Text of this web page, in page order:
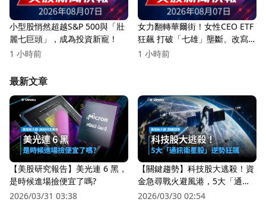
小型股悄然超越S&P 500與「壯
麗七巨頭」，成為投資新寵！
1 小時前
女力翻轉華爾街！女性CEO ETF
狂飆 打破「七雄」壟斷、改寫
美股權力版圖
1 小時前
最新文章
【美股研究報告】美光連 6 黑，
是時候進場撿便宜了嗎?
2026/03/31 03:38
【關鍵趨勢】科技股大逃殺！資
金急尋戰火避風港，5大「通訊
衛星股」逆勢狂飆
2026/03/30 02:54